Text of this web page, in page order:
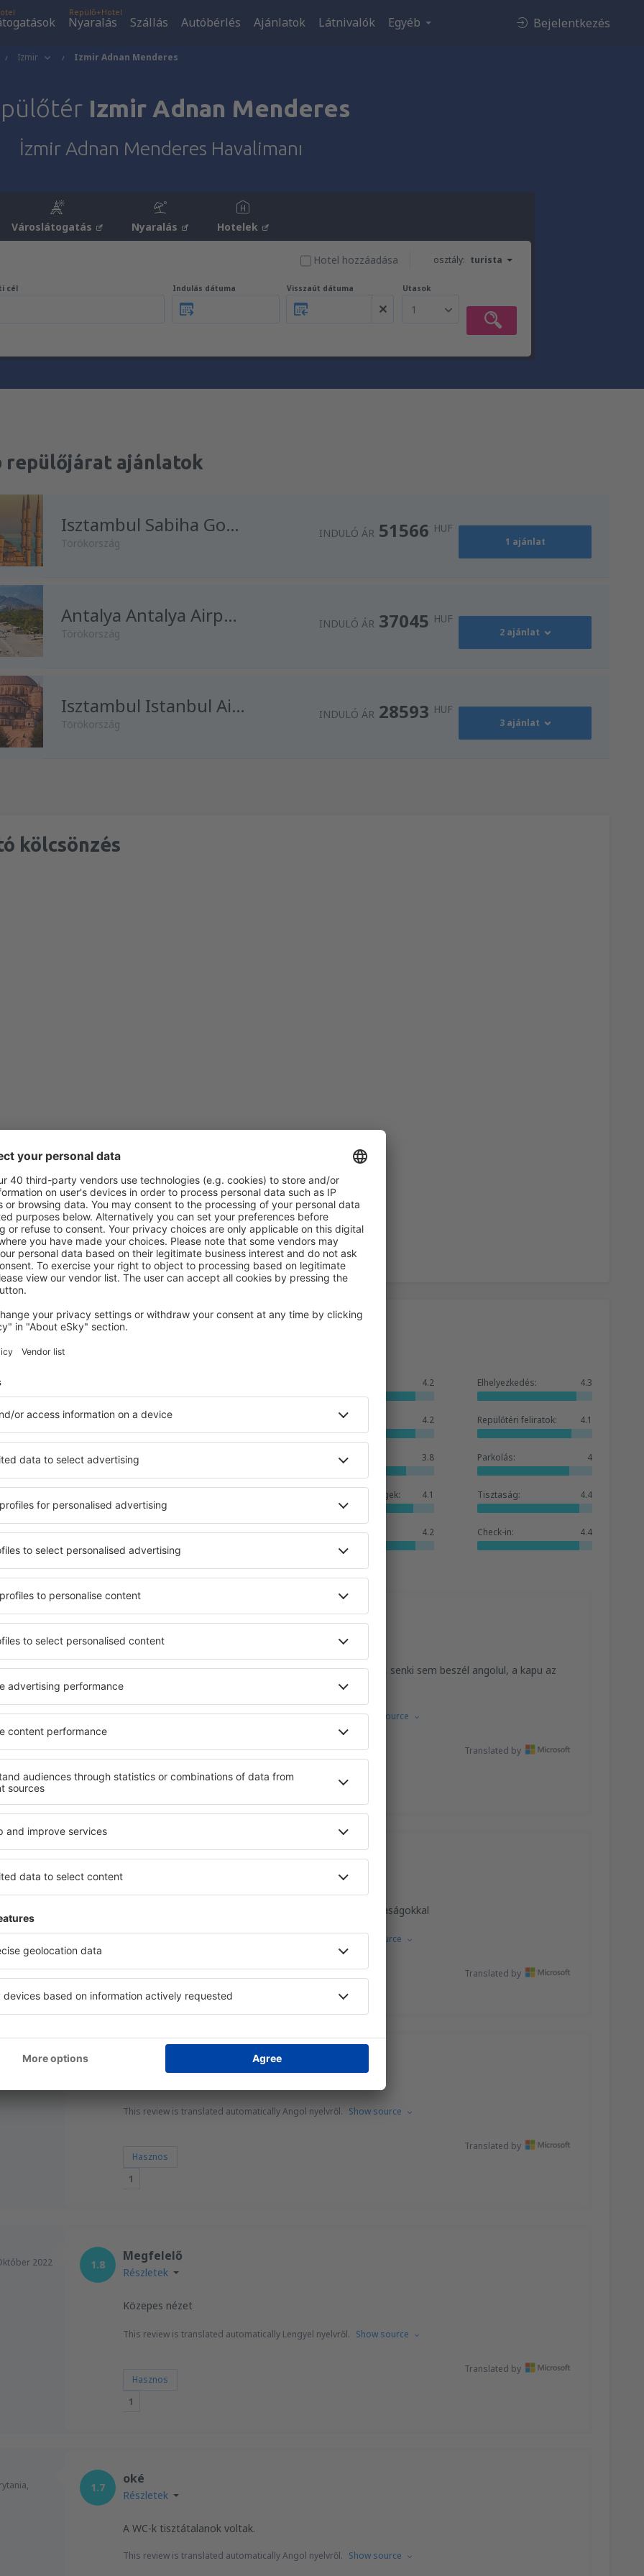
Repülő+Hotel
Nyaralás Szállás Autóbérlés Ajánlatok Látnivalók Egyéb Bejelentkezés
Izmir Izmir Adnan Menderes
Izmir Adnan Menderes
İzmir Adnan Menderes Havalimanı
Városlátogatás Nyaralás Hotelek
osztály: turista
Hotel hozzáadása
cél Indulás dátuma Visszaút dátuma Utasok
1
repülőjárat ajánlatok
Isztambul Sabiha Gokcen
Törökország
INDULÓ ÁR 51566 HUF
1 ajánlat
Antalya Antalya Airport
Törökország
INDULÓ ÁR 37045 HUF
2 ajánlat
honnan:Budapest, Liszt Ferenc
Isztambul Istanbul Airport
Törökország
INDULÓ ÁR 28593 HUF
3 ajánlat
kölcsönzés
Menderes
értékelése
4.2 Elhelyezkedés: 4.3
Váróterem: 4.2 Repülőtéri feliratok: 4.1
Boltok: 3.8 Parkolás: 4
Szálláslehetőségek: 4.1 Tisztaság: 4.4
Szolgáltatások: 4.2 Check-in: 4.4
4.2
Nagyon nehéz változás
Részletek
nincs információ a repülőtéren, hová menjen a transzfer, senki sem beszél angolul, a kapu az
utolsó pillanatban megváltozott
This review is translated automatically Lengyel nyelvről. Show source
Hasznos
1
Translated by
Hosszú várakozás a repülőtéren 0730 - 0100
Nagyon rossz tapasztalat a SunExpress Airlines légitársaságokkal
Show source
Translated by
Jobb megoldás, mint Isztambul
This review is translated automatically Angol nyelvről. Show source
Hasznos
1
Translated by
2022 1.8
Megfelelő
Részletek
Közepes nézet
This review is translated automatically Lengyel nyelvről. Show source
Hasznos
1
Translated by
1.7
oké
Részletek
A WC-k tisztátalanok voltak.
This review is translated automatically Angol nyelvről. Show source